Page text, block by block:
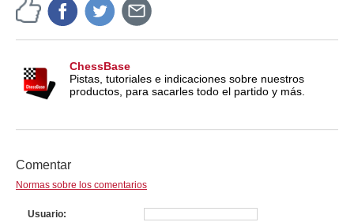
ChessBase
Pistas, tutoriales e indicaciones sobre nuestros
productos, para sacarles todo el partido y más.
Comentar
Normas sobre los comentarios
Usuario